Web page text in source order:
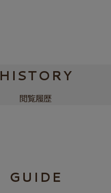
HISTORY
閲覧履歴
GUIDE